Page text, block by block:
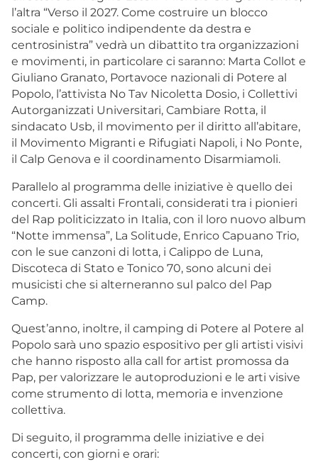
l’altra “Verso il 2027. Come costruire un blocco
sociale e politico indipendente da destra e
centrosinistra” vedrà un dibattito tra organizzazioni
e movimenti, in particolare ci saranno: Marta Collot e
Giuliano Granato, Portavoce nazionali di Potere al
Popolo, l’attivista No Tav Nicoletta Dosio, i Collettivi
Autorganizzati Universitari, Cambiare Rotta, il
sindacato Usb, il movimento per il diritto all’abitare,
il Movimento Migranti e Rifugiati Napoli, i No Ponte,
il Calp Genova e il coordinamento Disarmiamoli.
Parallelo al programma delle iniziative è quello dei
concerti. Gli assalti Frontali, considerati tra i pionieri
del Rap politicizzato in Italia, con il loro nuovo album
“Notte immensa”, La Solitude, Enrico Capuano Trio,
con le sue canzoni di lotta, i Calippo de Luna,
Discoteca di Stato e Tonico 70, sono alcuni dei
musicisti che si alterneranno sul palco del Pap
Camp.
Quest’anno, inoltre, il camping di Potere al Potere al
Popolo sarà uno spazio espositivo per gli artisti visivi
che hanno risposto alla call for artist promossa da
Pap, per valorizzare le autoproduzioni e le arti visive
come strumento di lotta, memoria e invenzione
collettiva.
Di seguito, il programma delle iniziative e dei
concerti, con giorni e orari: